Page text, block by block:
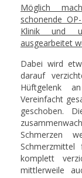
Möglich
schonende
Klinik und
ausgearbeitet
Dabei wird
darauf
Hüftgelenk
Vereinfacht
geschoben.
Schmerzen
komplett
mittlerweile